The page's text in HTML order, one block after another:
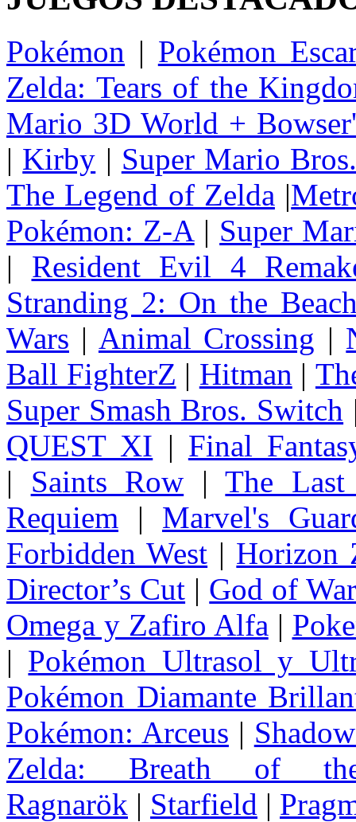
Pokémon | Pokémon
Zelda: Tears of the
Mario 3D World +
| Kirby | Super Mario
The Legend of Zelda |
Pokémon: Z-A | Super
| Resident Evil 4
Stranding 2: On the
Wars | Animal Crossing |
Ball FighterZ | Hitman |
Super Smash Bros. Switch
QUEST XI | Final
| Saints Row |The
Requiem | Marvel's
Forbidden West | Horizon
Director’s Cut | God of
Omega y Zafiro Alfa |
| Pokémon Ultrasol y
Pokémon Diamante
Pokémon: Arceus |
Zelda: Breath of
Ragnarök | Starfield |